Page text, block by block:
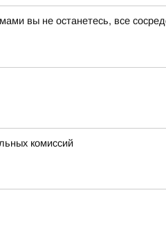
вы не останетесь, все
комиссий